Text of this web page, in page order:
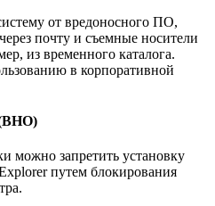
от вредоносного ПО,
почту и съемные носители
из временного каталога.
в корпоративной
можно запретить установку
путем блокирования